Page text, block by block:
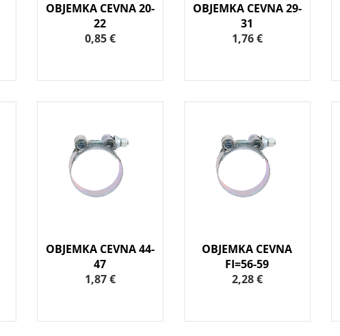
OBJEMKA CEVNA 20-
22
0,85 €
OBJEMKA CEVNA 29-
31
1,76 €
OBJEMKA CEVNA 44-
47
1,87 €
OBJEMKA CEVNA
FI=56-59
2,28 €